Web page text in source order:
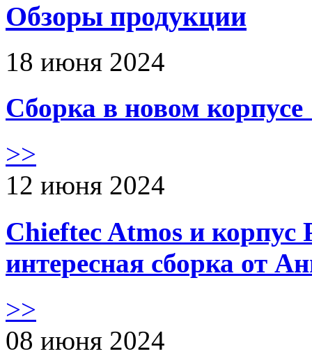
Обзоры продукции
18 июня 2024
Сборка в новом
>>
12 июня 2024
Chieftec Atmos и корпус
интересная сборка от
>>
08 июня 2024